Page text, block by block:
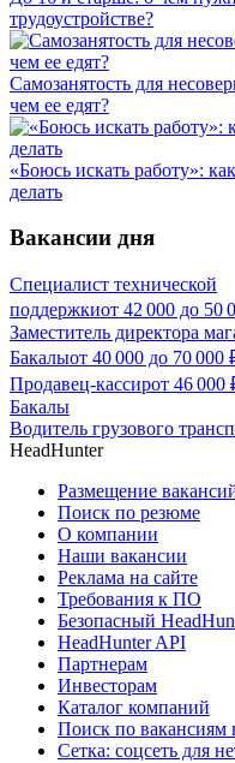
трудоустройстве?
Самозанятость для
чем ее едят?
«Боюсь искать работу»:
делать
Вакансии дня
Специалист технической
поддержкиот 42 000 до 50
Заместитель директора
Бакалыот 40 000 до 70 000
Продавец-кассирот 46 000
Бакалы
Водитель грузового
HeadHunter
Размещение
Поиск по резюме
О компании
Наши вакансии
Реклама на сайте
Требования к ПО
Безопасный
HeadHunter API
Партнерам
Инвесторам
Каталог компаний
Поиск по вакансиям
Сетка: соцсеть для